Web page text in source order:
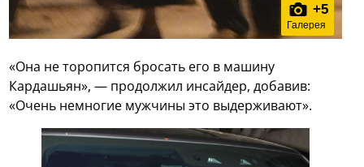
+5
Галерея
«Она не торопится бросать его в машину
Кардашьян», — продолжил инсайдер, добавив:
«Очень немногие мужчины это выдерживают».